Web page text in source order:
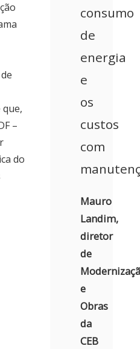
consumo
de
energia
e
os
custos
com
Mauro
Landim,
diretor
de
e
Obras
da
CEB
–
do